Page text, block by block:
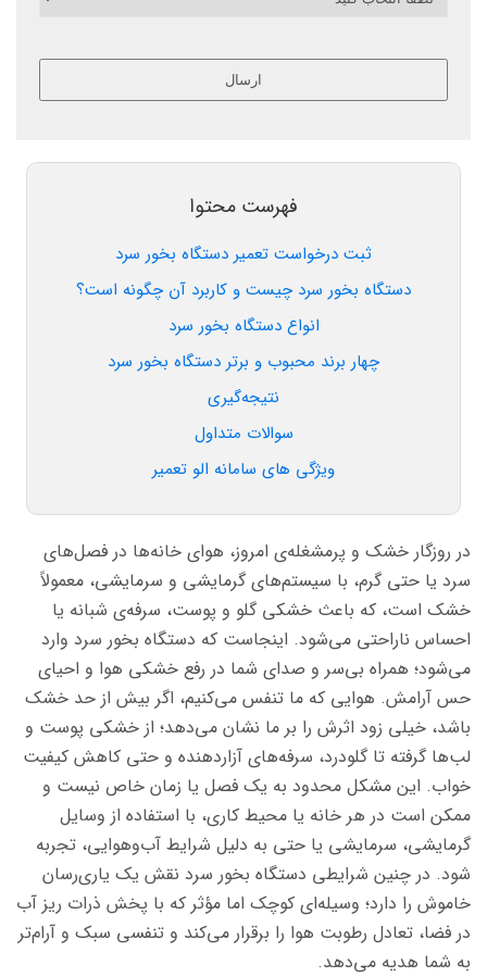
ارسال
فهرست محتوا
ثبت درخواست تعمیر دستگاه بخور سرد
دستگاه بخور سرد چیست و کاربرد آن چگونه است؟
انواع دستگاه بخور سرد
چهار برند محبوب و برتر دستگاه بخور سرد
نتیجه‌گیری
سوالات متداول
ویژگی های سامانه الو تعمیر
در روزگار خشک و پرمشغله‌ی امروز، هوای خانه‌ها در فصل‌های
سرد یا حتی گرم، با سیستم‌های گرمایشی و سرمایشی، معمولاً
خشک است، که باعث خشکی گلو و پوست، سرفه‌ی شبانه یا
احساس ناراحتی می‌شود. اینجاست که دستگاه بخور سرد وارد
می‌شود؛ همراه بی‌سر و صدای شما در رفع خشکی هوا و احیای
حس آرامش. هوایی که ما تنفس می‌کنیم، اگر بیش از حد خشک
باشد، خیلی زود اثرش را بر ما نشان می‌دهد؛ از خشکی پوست و
لب‌ها گرفته تا گلودرد، سرفه‌های آزاردهنده و حتی کاهش کیفیت
خواب. این مشکل محدود به یک فصل یا زمان خاص نیست و
ممکن است در هر خانه یا محیط کاری، با استفاده از وسایل
گرمایشی، سرمایشی یا حتی به دلیل شرایط آب‌وهوایی، تجربه
شود. در چنین شرایطی دستگاه بخور سرد نقش یک یاری‌رسان
خاموش را دارد؛ وسیله‌ای کوچک اما مؤثر که با پخش ذرات ریز آب
در فضا، تعادل رطوبت هوا را برقرار می‌کند و تنفسی سبک و آرام‌تر
به شما هدیه می‌دهد.